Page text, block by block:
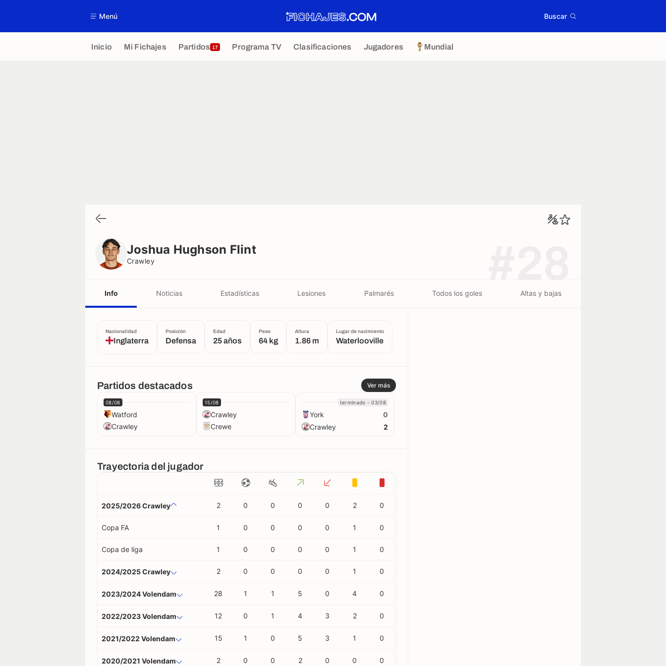
Menú Buscar
Inicio Mi Fichajes Partidos 17 Programa TV Clasificaciones Jugadores Mundial
Joshua Hughson Flint
Crawley
Info Noticias Estadísticas Lesiones Palmarés Todos los goles Altas y bajas
Nacionalidad
Inglaterra
Posición
Defensa
Edad
25 años
Peso
64 kg
Altura
1.86 m
Lugar de nacimiento
Waterlooville
Partidos destacados Ver más
08/08
Watford
Crawley
15/08
Crawley
Crewe
terminado - 03/08
York
0
Crawley
2
Trayectoria del jugador
2025/2026 Crawley 2 0 0 0 0 2 0
Copa FA 1 0 0 0 0 1 0
Copa de liga 1 0 0 0 0 1 0
2024/2025 Crawley 2 0 0 0 0 1 0
2023/2024 Volendam 28 1 1 5 0 4 0
2022/2023 Volendam 12 0 1 4 3 2 0
2021/2022 Volendam 15 1 0 5 3 1 0
2020/2021 Volendam 2 0 0 2 0 0 0